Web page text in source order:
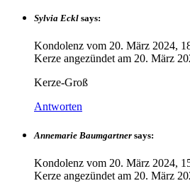
Sylvia Eckl says:
Kondolenz vom 20. März 2024,
Kerze angezündet am 20. März
Kerze-Groß
Antworten
Annemarie Baumgartner says:
Kondolenz vom 20. März 2024,
Kerze angezündet am 20. März